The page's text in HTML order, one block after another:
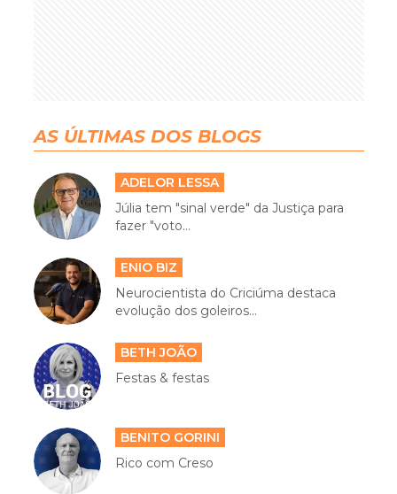
AS ÚLTIMAS DOS BLOGS
ADELOR LESSA
Júlia tem "sinal verde" da Justiça para
fazer "voto...
ENIO BIZ
Neurocientista do Criciúma destaca
evolução dos goleiros...
BETH JOÃO
Festas & festas
BENITO GORINI
Rico com Creso